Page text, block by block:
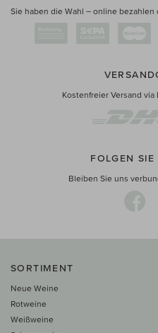
Sie haben die Wahl – online
Kostenfreier Versand via
FOLGEN
Bleiben Sie uns
SORTIMENT
Neue Weine
Rotweine
Weißweine